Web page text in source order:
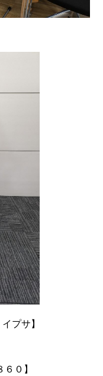
プサ】
０】